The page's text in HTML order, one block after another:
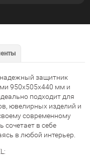
надежный защитник
950x505x440 мм и
подходит для
ювелирных изделий и
современному
в себе
в любой интерьер.